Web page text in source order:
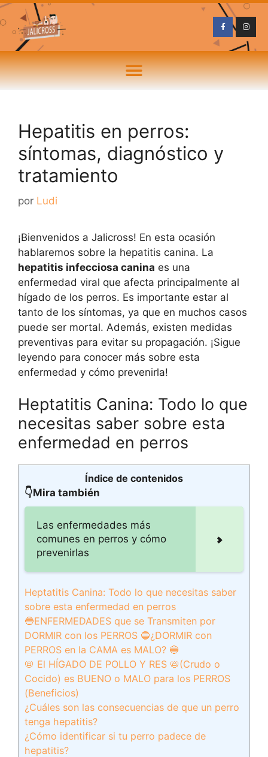
Hepatitis en perros:
síntomas, diagnóstico y
tratamiento
por Ludi
¡Bienvenidos a Jalicross! En esta ocasión
hablaremos sobre la hepatitis canina. La
hepatitis infecciosa canina es una
enfermedad viral que afecta principalmente al
hígado de los perros. Es importante estar al
tanto de los síntomas, ya que en muchos casos
puede ser mortal. Además, existen medidas
preventivas para evitar su propagación. ¡Sigue
leyendo para conocer más sobre esta
enfermedad y cómo prevenirla!
Heptatitis Canina: Todo lo que
necesitas saber sobre esta
enfermedad en perros
Índice de contenidos
👇Mira también
Las enfermedades más
comunes en perros y cómo
prevenirlas
Heptatitis Canina: Todo lo que necesitas saber
sobre esta enfermedad en perros
🔵ENFERMEDADES que se Transmiten por
DORMIR con los PERROS 🔵¿DORMIR con
PERROS en la CAMA es MALO? 🔵
📛 El HÍGADO DE POLLO Y RES 📛(Crudo o
Cocido) es BUENO o MALO para los PERROS
(Beneficios)
¿Cuáles son las consecuencias de que un perro
tenga hepatitis?
¿Cómo identificar si tu perro padece de
hepatitis?